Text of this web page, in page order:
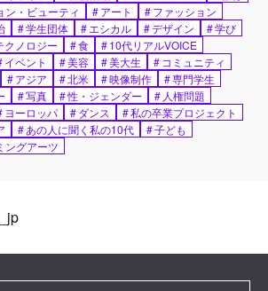
ン・ビューティ #アート #ファッション
#学生団体 #エシカル #デザイン #学び
クノロジー #食 #10代リアルVOICE
イベント #美容 #美大生 # コミュニティ
#アジア #北米 #映像制作 #専門学生
#写真 #性・ジェンダー # 人権問題
ヨーロッパ #ダンス #私の卒業プロジェクト
#あの人に聞く私の10代 #子ども
ングアーツ